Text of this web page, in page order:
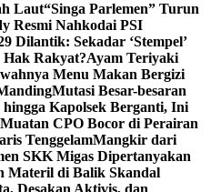
Laut“Singa Parlemen” Turun
Resmi Nahkodai PSI
Dilantik: Sekadar ‘Stempel’
Rakyat?Ayam Teriyaki
Menu Makan Bergizi
Mutasi Besar-besaran
hingga Kapolsek Berganti, Ini
CPO Bocor di Perairan
TenggelamMangkir dari
SKK Migas Dipertanyakan
Materil di Balik Skandal
Desakan Aktivis, dan